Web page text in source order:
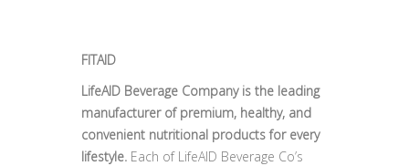
FITAID
LifeAID Beverage Company is the leading
manufacturer of premium, healthy, and
convenient nutritional products for every
lifestyle. Each of LifeAID Beverage Co’s